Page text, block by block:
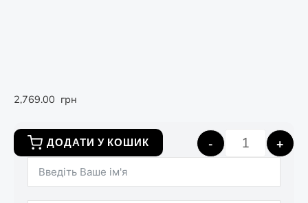
2,769.00 грн
- +
ДОДАТИ У КОШИК